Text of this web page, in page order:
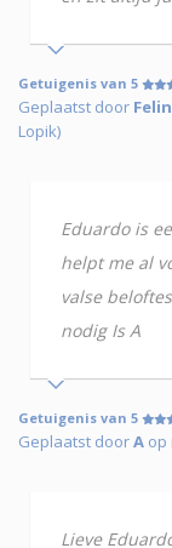
Getuigenis van 5
Geplaatst door
Lopik)
Eduardo is
helpt me al
valse
nodig Is A
Getuigenis van 5
Geplaatst doorA op
Lieve